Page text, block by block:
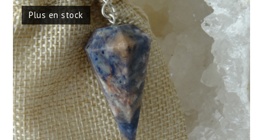
Plus en stock